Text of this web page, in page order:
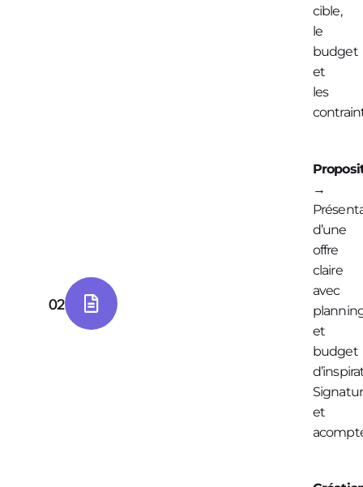
cible,
le
budget
et
les
02
→
d’une
offre
claire
avec
et
budget
et